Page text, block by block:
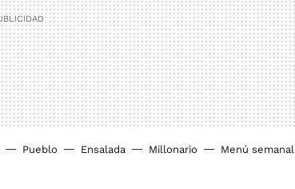
Pueblo Ensalada Millonario Menú semanal